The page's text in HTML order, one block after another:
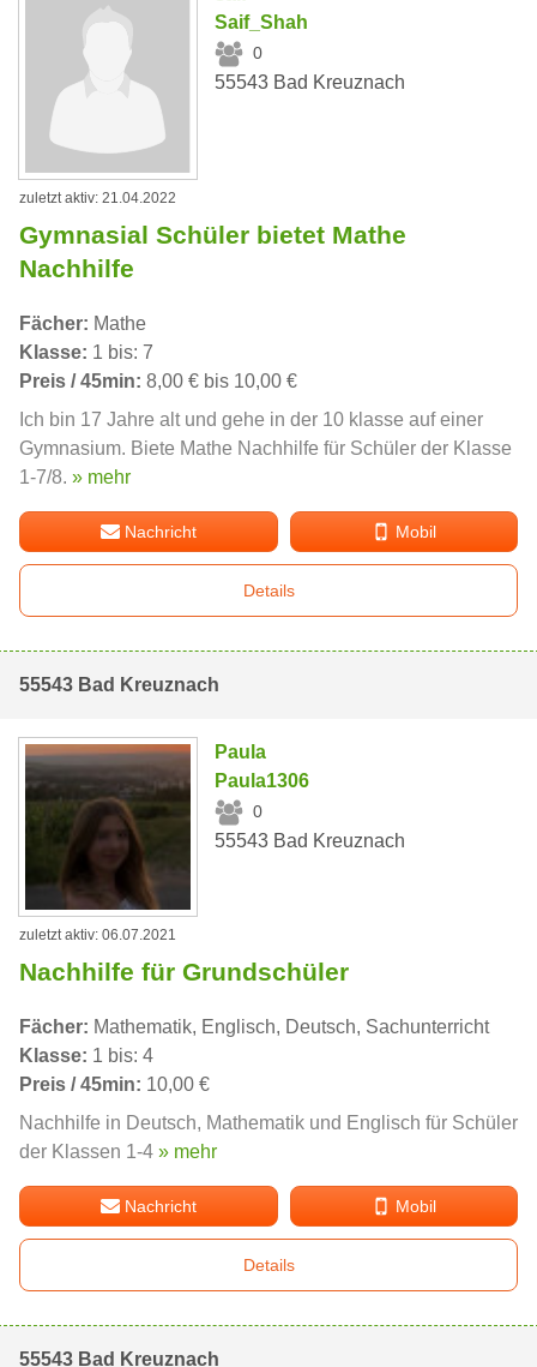
Saif_Shah
0
55543 Bad Kreuznach
zuletzt aktiv: 21.04.2022
Gymnasial Schüler bietet Mathe
Nachhilfe
Fächer: Mathe
Klasse: 1 bis: 7
Preis / 45min: 8,00 € bis 10,00 €
Ich bin 17 Jahre alt und gehe in der 10 klasse auf einer
Gymnasium. Biete Mathe Nachhilfe für Schüler der Klasse
1-7/8. » mehr
Nachricht Mobil
Details
55543 Bad Kreuznach
Paula
Paula1306
0
55543 Bad Kreuznach
zuletzt aktiv: 06.07.2021
Nachhilfe für Grundschüler
Fächer: Mathematik, Englisch, Deutsch, Sachunterricht
Klasse: 1 bis: 4
Preis / 45min: 10,00 €
Nachhilfe in Deutsch, Mathematik und Englisch für Schüler
der Klassen 1-4 » mehr
Nachricht Mobil
Details
55543 Bad Kreuznach